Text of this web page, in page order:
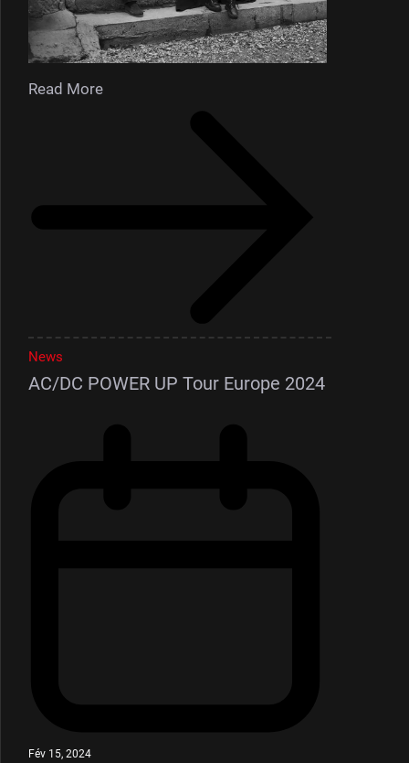
Read More
News
AC/DC POWER UP Tour Europe 2024
Fév 15, 2024